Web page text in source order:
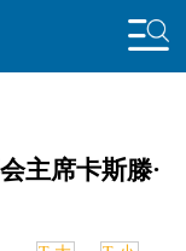
主席卡斯滕·